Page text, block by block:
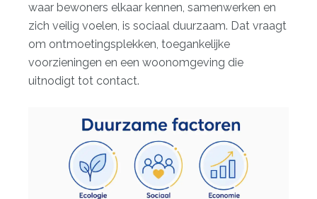
waar bewoners elkaar kennen, samenwerken en
zich veilig voelen, is sociaal duurzaam. Dat vraagt
om ontmoetingsplekken, toegankelijke
voorzieningen en een woonomgeving die
uitnodigt tot contact.